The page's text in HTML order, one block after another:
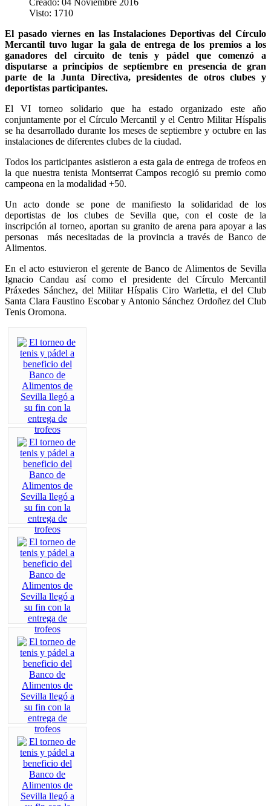
Visto: 1710
El pasado viernes en las Instalaciones Deportivas del Círculo
Mercantil tuvo lugar la gala de entrega de los premios a los
ganadores del circuito de tenis y pádel que comenzó a
disputarse a principios de septiembre en presencia de gran
parte de la Junta Directiva, presidentes de otros clubes y
deportistas participantes.
El VI torneo solidario que ha estado organizado este año
conjuntamente por el Círculo Mercantil y el Centro Militar Híspalis
se ha desarrollado durante los meses de septiembre y octubre en las
instalaciones de diferentes clubes de la ciudad.
Todos los participantes asistieron a esta gala de entrega de trofeos en
la que nuestra tenista Montserrat Campos recogió su premio como
campeona en la modalidad +50.
Un acto donde se pone de manifiesto la solidaridad de los
deportistas de los clubes de Sevilla que, con el coste de la
inscripción al torneo, aportan su granito de arena para apoyar a las
personas más necesitadas de la provincia a través de Banco de
Alimentos.
En el acto estuvieron el gerente de Banco de Alimentos de Sevilla
Ignacio Candau así como el presidente del Círculo Mercantil
Práxedes Sánchez, del Militar Híspalis Ciro Warletta, el del Club
Santa Clara Faustino Escobar y Antonio Sánchez Ordoñez del Club
Tenis Oromona.